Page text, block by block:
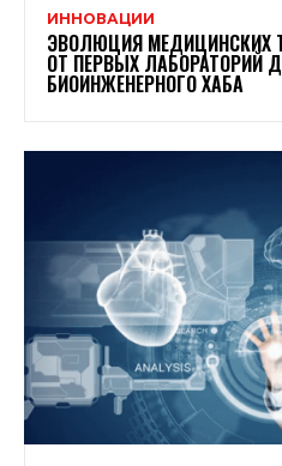
ИННОВАЦИИ
ЭВОЛЮЦИЯ МЕДИЦИНСКИХ
ОТ ПЕРВЫХ ЛАБОРАТОРИЙ
БИОИНЖЕНЕРНОГО ХАБА